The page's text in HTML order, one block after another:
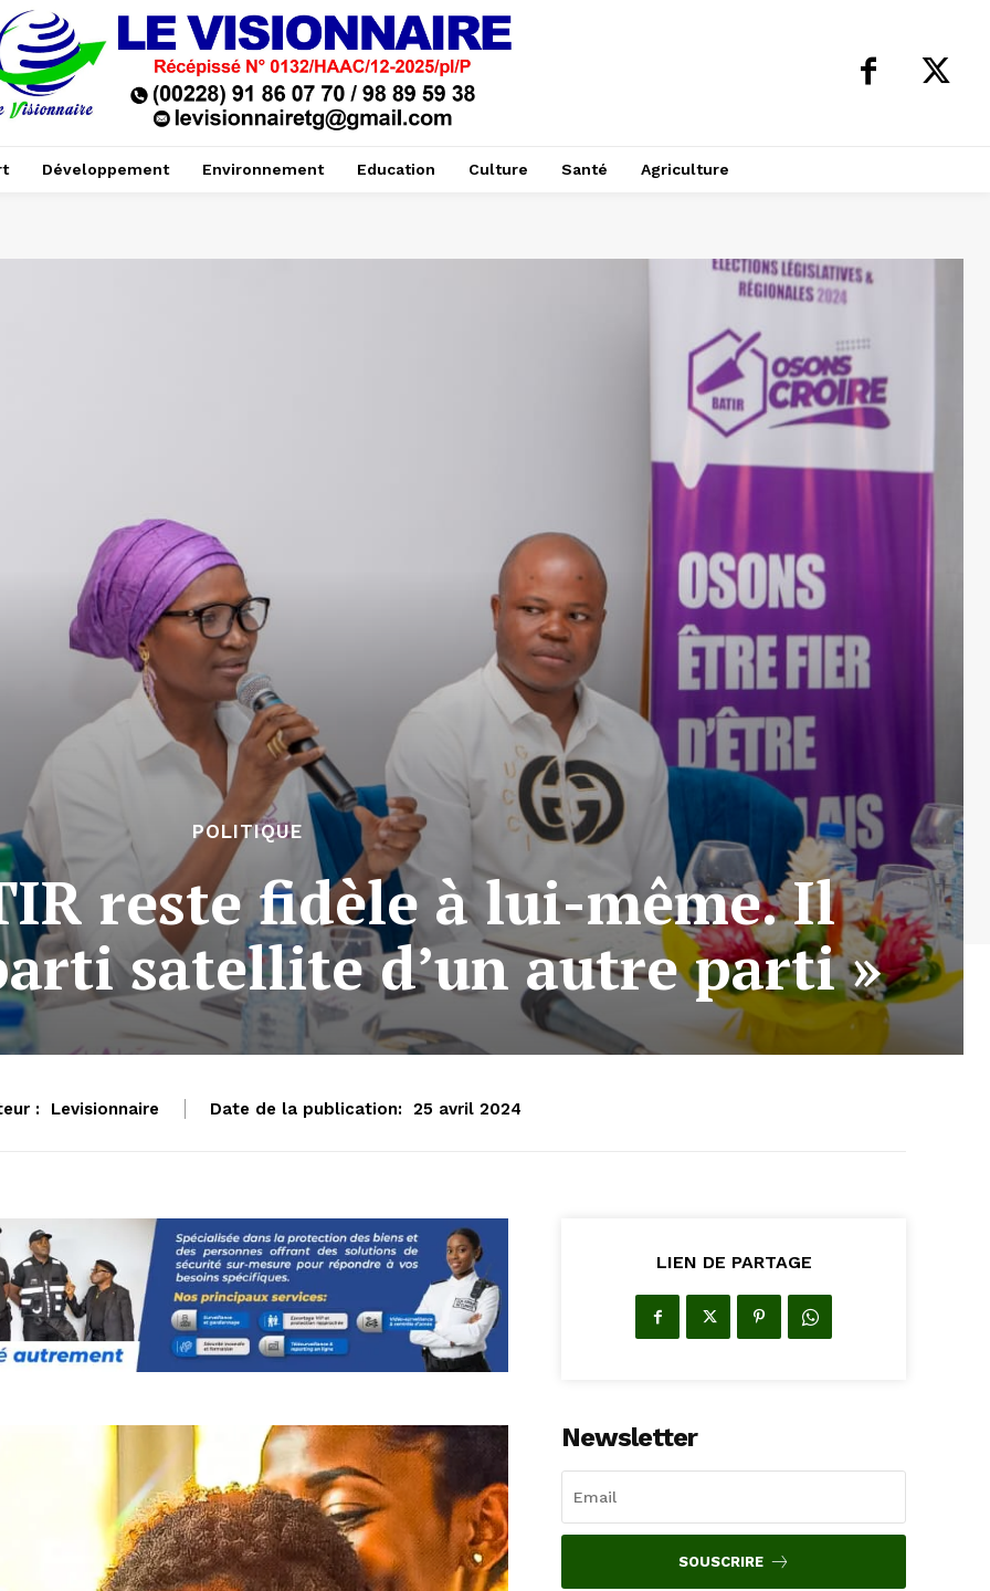
Développement Environnement Education Culture Santé Agriculture
POLITIQUE
reste fidèle à lui-même. Il
satellite d’un autre parti »
: Levisionnaire Date de la publication: 25 avril 2024
LIEN DE PARTAGE
Newsletter
SOUSCRIRE